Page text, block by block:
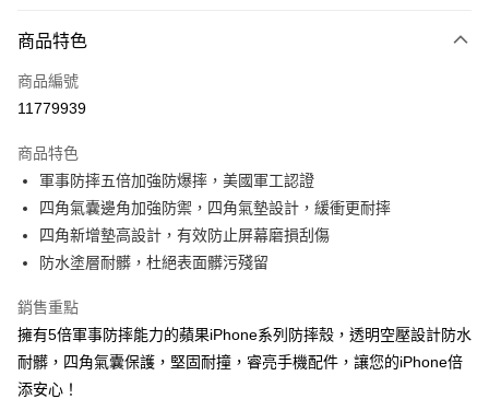
信用卡一次付款
超商取貨付款
Apple Pay
街口支付
悠遊付
ATM付款
全家取貨付款
商品特色
商品編號
11779939
商品特色
軍事防摔五倍加強防爆摔，美國軍工認證
四角氣囊邊角加強防禦，四角氣墊設計，緩衝更耐摔
四角新增墊高設計，有效防止屏幕磨損刮傷
防水塗層耐髒，杜絕表面髒污殘留
銷售重點
擁有5倍軍事防摔能力的蘋果iPhone系列防摔殼，透明空壓設計防水
耐髒，四角氣囊保護，堅固耐撞，睿亮手機配件，讓您的iPhone倍
添安心！